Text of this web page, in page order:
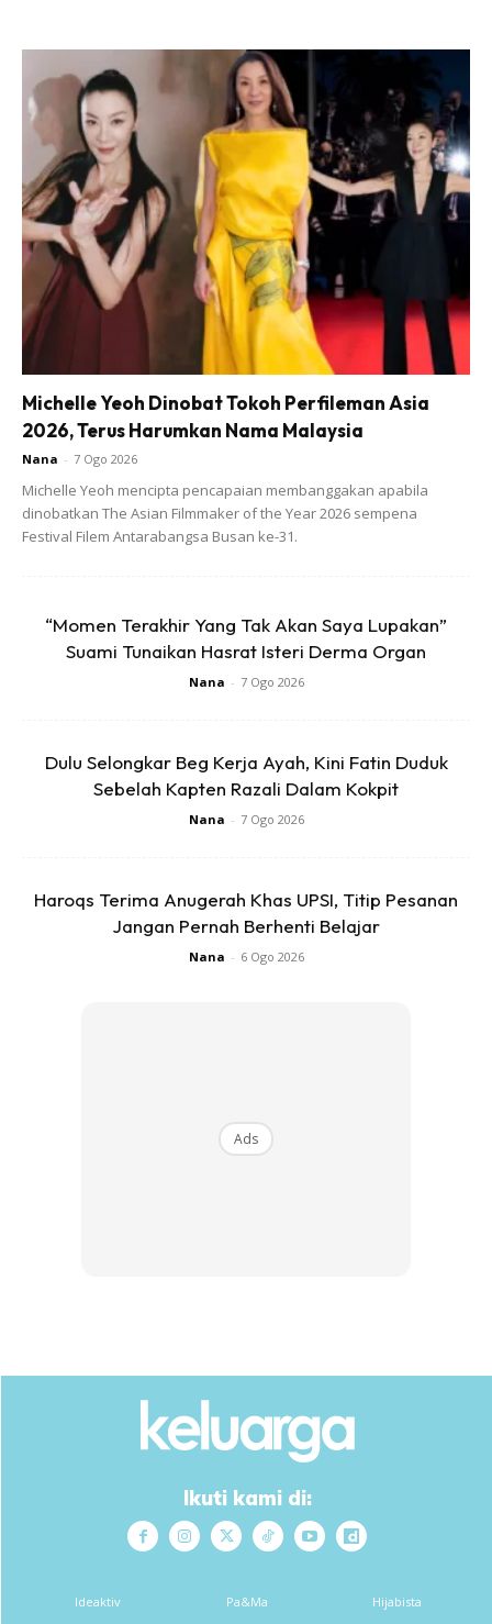
“Sesungguhnya setiap amalan kita bukanlah untuk mencari
syurga, akan tetapi setiap amalan kita adalah untuk
mencari reda Allah kerana kita ke syurga atas keredaan
Allah.
Papa and mama love you.. Berjayanya kamu dalam
pelajaran adalah bonus buat papa dan mama, tapi
berjayanya kamu dalam agama adalah syurga dunia buat
kami. Jadilah manusia yang sentiasa merendah diri..insha-
Allah senang hidup mu nanti,” tambah Ozlynn.
View this post on Instagram
Michelle Yeoh Dinobat Tokoh Perfileman Asia
2026, Terus Harumkan Nama Malaysia
Nana - 7 Ogo 2026
Michelle Yeoh mencipta pencapaian membanggakan apabila
dinobatkan The Asian Filmmaker of the Year 2026 sempena
Festival Filem Antarabangsa Busan ke-31.
“Momen Terakhir Yang Tak Akan Saya Lupakan”
Suami Tunaikan Hasrat Isteri Derma Organ
Nana - 7 Ogo 2026
Dulu Selongkar Beg Kerja Ayah, Kini Fatin Duduk
Sebelah Kapten Razali Dalam Kokpit
Nana - 7 Ogo 2026
Haroqs Terima Anugerah Khas UPSI, Titip Pesanan
Jangan Pernah Berhenti Belajar
Nana - 6 Ogo 2026
Ads
Ikuti kami di:
Ideaktiv Pa&Ma Hijabista